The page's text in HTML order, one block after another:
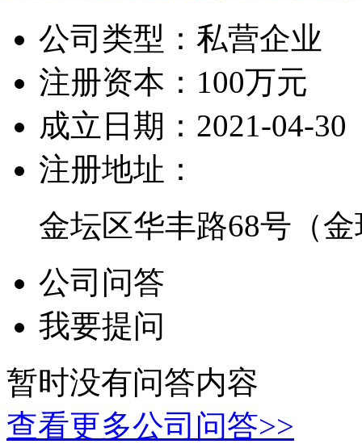
公司类型： 私营企业
注册资本： 100万元
成立日期： 2021-04-30
注册地址：
金坛区华丰路68号（
公司问答
我要提问
暂时没有问答内容
查看更多公司问答>>